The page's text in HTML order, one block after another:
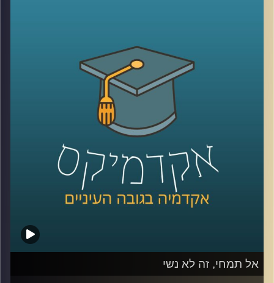
הדיגיטלי לא היה שם כשהתחלתם את הדרך.
עסקים צריכים ללמוד כיצד להיות דיגטליים,
לשחק את המשחק העסקי והרווחי גם בשוק
הוירטואלי. לא די בפתיחת חשבון פייסבוק או
טוויטר ובניית אתר. דוקטור אמיר עציוני על
אסטרטגיות וירטואליות, הצלחות וכישלונות
קרדיט תמונות:AudioVersity
אל תמחי, זה לא נשי